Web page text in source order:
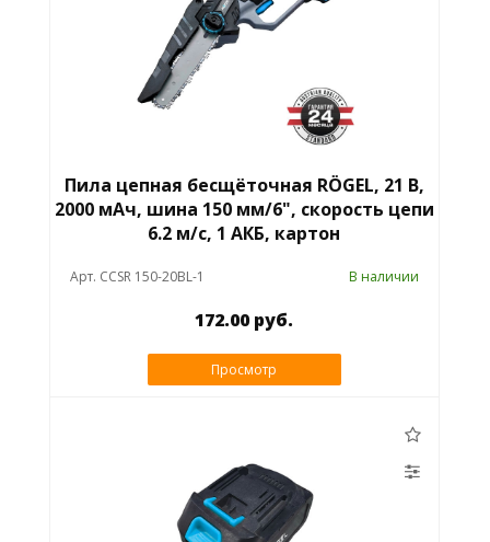
Пила цепная бесщёточная RÖGEL, 21 В,
2000 мАч, шина 150 мм/6", скорость цепи
6.2 м/с, 1 АКБ, картон
Арт. CCSR 150-20BL-1 В наличии
172.00 руб.
Просмотр